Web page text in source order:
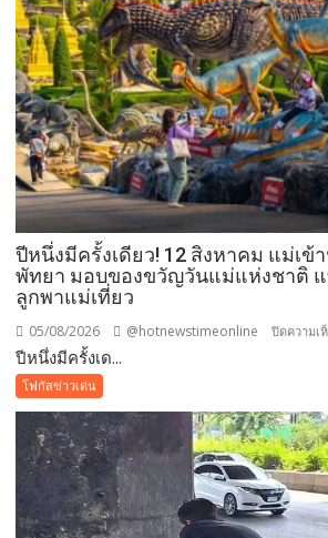
ปีหนึ่งมีครั้งเดียว! 12 สิงหาคม แม่เข้
พัทยา มอบของขวัญวันแม่แห่งชาติ
ลูกพาแม่เที่ยว
05/08/2026 @hotnewstimeonline ปิดความเ
ปีหนึ่งมีครั้งเด...
โฟกัสข่าวเด่น